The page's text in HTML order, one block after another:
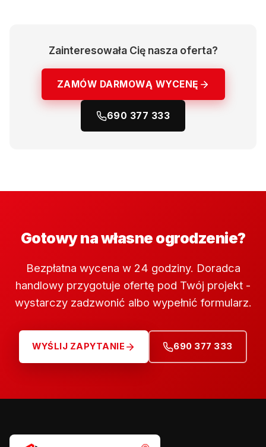
Zainteresowała Cię nasza oferta?
ZAMÓW DARMOWĄ WYCENĘ
690 377 333
Gotowy na własne ogrodzenie?
Bezpłatna wycena w 24 godziny. Doradca
handlowy przygotuje ofertę pod Twój projekt -
wystarczy zadzwonić albo wypełnić formularz.
WYŚLIJ ZAPYTANIE 690 377 333